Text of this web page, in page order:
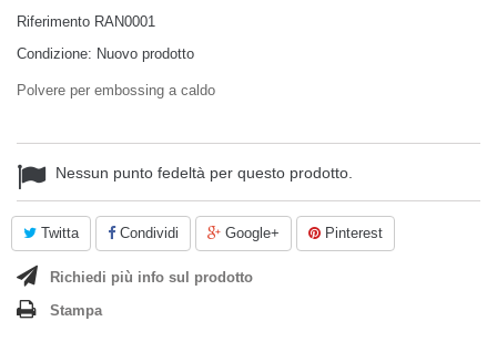
Riferimento RAN0001
Condizione: Nuovo prodotto
Polvere per embossing a caldo
Nessun punto fedeltà per questo prodotto.
Twitta Condividi Google+ Pinterest
Richiedi più info sul prodotto
Stampa